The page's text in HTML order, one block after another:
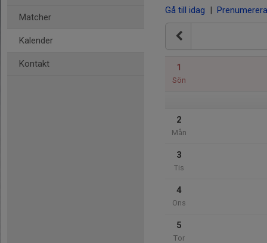
Matcher
Kalender
Kontakt
Gå till idag | Prenumerera
1
Sön
2
Mån
3
Tis
4
Ons
5
Tor